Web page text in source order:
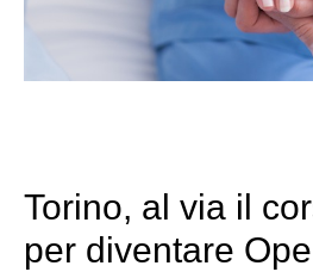
Torino, al via il
per diventare